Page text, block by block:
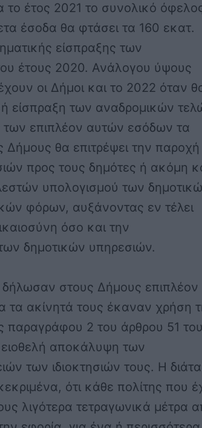
το έτος 2021 το συνολικό
έσοδα θα φτάσει τα 160 εκατ.
είσπραξης των
έτους 2020. Ανάλογου ύψους
οι Δήμοι και το 2022 όταν
είσπραξη των αναδρομικών
επιπλέον αυτών εσόδων τα
θα επιτρέψει την παροχή
προς τους δημότες ή ακόμη
υπολογισμού των
φόρων, αυξάνοντας εν τέλει
όσο και την
δημοτικών υπηρεσιών.
δήλωσαν στους Δήμους επιπλέον
τα ακίνητά τους έκαναν χρήση
παραγράφου 2 του άρθρου 51
αποκάλυψη των
των ιδιοκτησιών τους. Η
ότι κάθε πολίτης που
λιγότερα τετραγωνικά μέτρα